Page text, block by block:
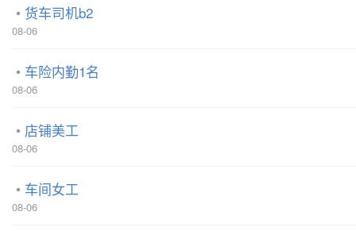
货车司机b2
08-06
车险内勤1名
08-06
店铺美工
08-06
车间女工
08-06